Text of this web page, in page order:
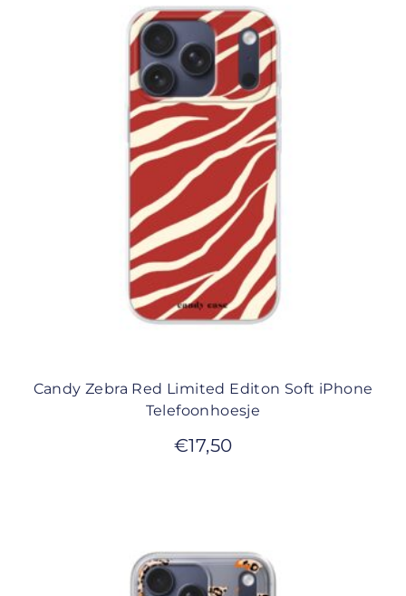
Candy Zebra Red Limited Editon Soft iPhone
Telefoonhoesje
€17,50